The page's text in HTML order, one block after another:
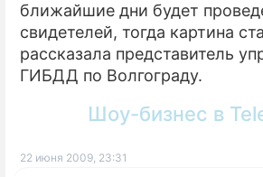
ближайшие дни будет
свидетелей, тогда картина
рассказала представитель
ГИБДД по Волгограду.
Шоу-бизнес в
22 июня 2009, 23:31